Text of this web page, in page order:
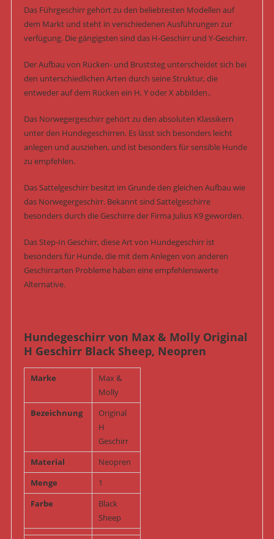
Das Führgeschirr gehört zu den beliebtesten Modellen auf
dem Markt und steht in verschiedenen Ausführungen zur
verfügung. Die gängigsten sind das H-Geschirr und Y-Geschirr.
Der Aufbau von Rücken- und Bruststeg unterscheidet sich bei
den unterschiedlichen Arten durch seine Struktur, die
entweder auf dem Rücken ein H, Y oder X abbilden..
Das Norwegergeschirr gehört zu den absoluten Klassikern
unter den Hundegeschirren. Es lässt sich besonders leicht
anlegen und ausziehen, und ist besonders für sensible Hunde
zu empfehlen.
Das Sattelgeschirr besitzt im Grunde den gleichen Aufbau wie
das Norwegergeschirr. Bekannt sind Sattelgeschirre
besonders durch die Geschirre der Firma Julius K9 geworden.
Das Step-In Geschirr, diese Art von Hundegeschirr ist
besonders für Hunde, die mit dem Anlegen von anderen
Geschirrarten Probleme haben eine empfehlenswerte
Alternative.
Hundegeschirr von Max & Molly Original
H Geschirr Black Sheep, Neopren
Marke
Max &
Molly
Bezeichnung
Original
H
Geschirr
Material
Neopren
Menge
1
Farbe
Black
Sheep